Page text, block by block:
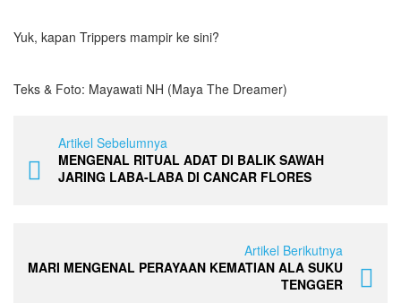
Yuk, kapan Trippers mampir ke sini?
Teks & Foto: Mayawati NH (Maya The Dreamer)
Artikel Sebelumnya
MENGENAL RITUAL ADAT DI BALIK SAWAH
JARING LABA-LABA DI CANCAR FLORES
Artikel Berikutnya
MARI MENGENAL PERAYAAN KEMATIAN ALA SUKU
TENGGER